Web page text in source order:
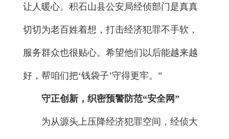
让人暖心。积石山县公安局经侦部门是真真
切切为老百姓着想，打击经济犯罪不手软，
服务群众也很贴心。希望他们以后能越来越
好，帮咱们把‘钱袋子’守得更牢。”
守正创新，织密预警防范“安全网”
为从源头上压降经济犯罪空间，经侦大